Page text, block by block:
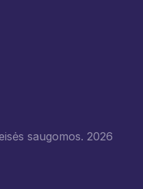
saugomos. 2026